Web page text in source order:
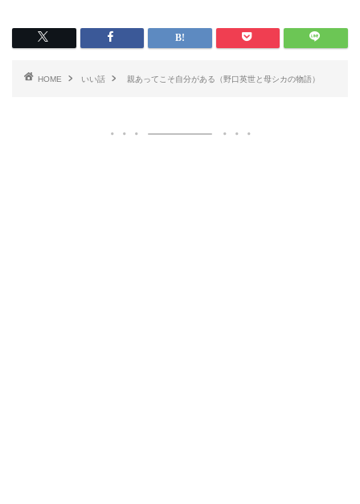
HOME いい話 親あってこそ自分がある（野口英世と母シカの物語）